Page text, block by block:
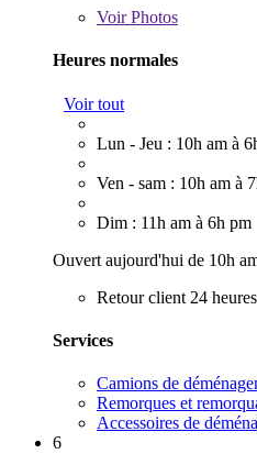
VoirPhotos
Heures normales
Voir tout
Lun - Jeu : 10h am à
Ven - sam : 10h am à
Dim : 11h am à 6h pm
Ouvert aujourd'hui de 10h
Retour client 24 heures
Services
Camions de
Remorques et
Accessoires de
6